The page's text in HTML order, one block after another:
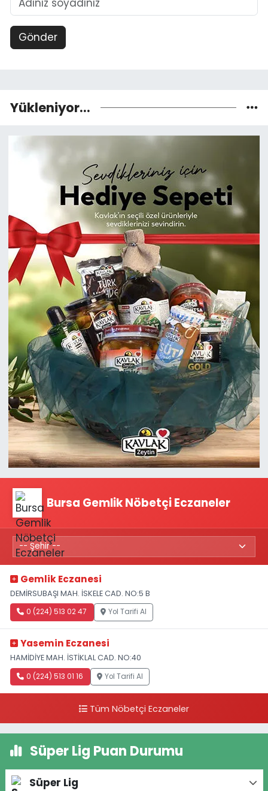
Gönder
Yükleniyor...
Bursa Gemlik Nöbetçi Eczaneler
Gemlik Eczanesi
DEMİRSUBAŞI MAH. İSKELE CAD. NO:5 B
0 (224) 513 02 47 Yol Tarifi Al
Yasemin Eczanesi
HAMİDİYE MAH. İSTİKLAL CAD. NO:40
0 (224) 513 01 16 Yol Tarifi Al
Tüm Nöbetçi Eczaneler
Süper Lig Puan Durumu
Süper Lig